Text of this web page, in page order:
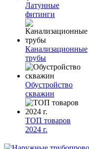
Латунные
фитинги
Канализационные
трубы
Обустройство
скважин
ТОП товаров
2024 г.